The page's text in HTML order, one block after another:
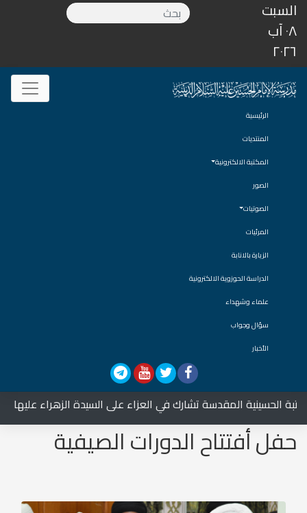
السبت
٠٨ آب
٢٠٢٦
الرئيسية
المنتديات
المكتبة الالكترونية
الصور
الصوتيات
المرئيات
الزيارة بالانابة
الدراسة الحوزوية الالكترونية
علماء وشهداء
سؤال وجواب
الأخبار
المقدسة تشارك في العزاء على السيدة الزهراء عليها السلام
حفل أفتتاح الدورات الصيفية